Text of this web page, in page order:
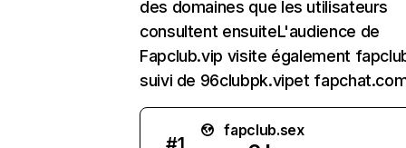
des domaines que les utilisateurs
consultent ensuiteL'audience de
Fapclub.vip visite également
suivi de 96clubpk.vipet
fapclub.sex